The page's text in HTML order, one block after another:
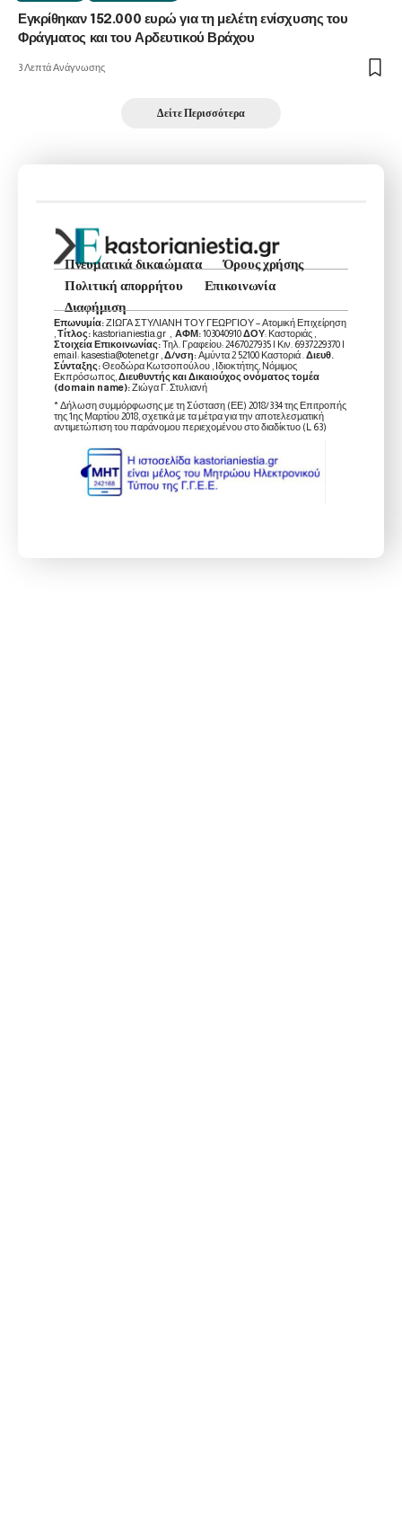
Εγκρίθηκαν 152.000 ευρώ για τη μελέτη ενίσχυσης του
Φράγματος και του Αρδευτικού Βράχου
3 Λεπτά Ανάγνωσης
Δείτε Περισσότερα
Πνευματικά δικαιώματα
Όρους χρήσης
Πολιτική απορρήτου
Επικοινωνία
Διαφήμιση
Επωνυμία:ΖΙΩΓΑ ΣΤΥΛΙΑΝΗ ΤΟΥ ΓΕΩΡΓΙΟΥ – Ατομική Επιχείρηση
Τίτλος: kastorianiestia.gr , ΑΦΜ:103040910ΔΟΥ: Καστοριάς ,
Στοιχεία Επικοινωνίας:Τηλ. Γραφείου: 2467027935 | Κιν. 6937229370 |
email: kasestia@otenet.gr , Δ/νση:Αμύντα 2 52100 Καστοριά . Διευθ.
Σύνταξης:Θεοδώρα Κωτσοπούλου , Ιδιοκτήτης, Νόμιμος
Εκπρόσωπος, Διευθυντής και Δικαιούχος ονόματος τομέα
(domain name):Ζιώγα Γ. Στυλιανή
* Δήλωση συμμόρφωσης με τη Σύσταση (ΕΕ) 2018/334 της Επιτροπής
της 1ης Μαρτίου 2018, σχετικά με τα μέτρα για την αποτελεσματική
αντιμετώπιση του παράνομου περιεχομένου στο διαδίκτυο (L 63)